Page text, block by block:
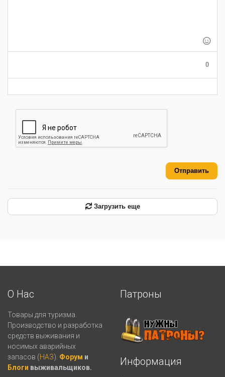
0
Отправить
Загрузить еще
О Нас
Товары для туризма.
Производство и разработка
средств выживания и
носимых аварийных
запасов (НАЗ). Форум и
Блоги выживальщиков.
Патроны
Информация